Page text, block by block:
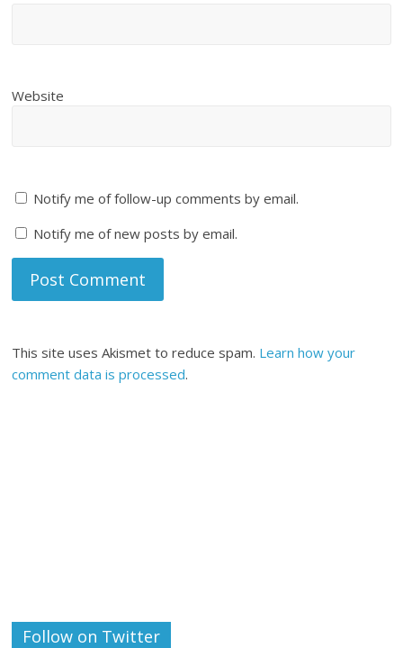
Website
Notify me of follow-up comments by email.
Notify me of new posts by email.
This site uses Akismet to reduce spam. Learn how your
comment data is processed.
Follow on Twitter